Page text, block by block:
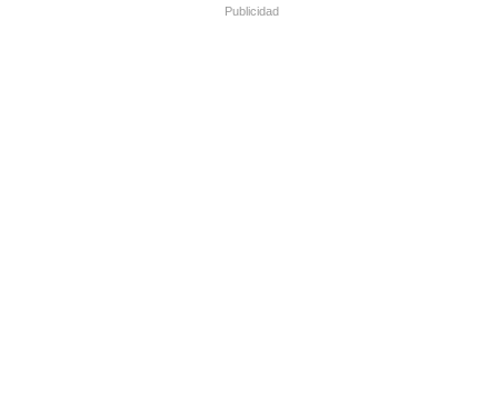
Publicidad